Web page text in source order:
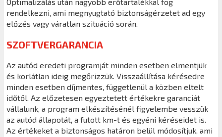
Optimalizálás után nagyobb erőtartalékkal fog
rendelkezni, ami megnyugtató biztonságérzetet ad egy
előzés vagy váratlan szituáció során.
SZOFTVERGARANCIA
Az autód eredeti programját minden esetben elmentjük
és korlátlan ideig megőrizzük. Visszaállítása kérésedre
minden esetben díjmentes, függetlenül a közben eltelt
időtől. Az előzetesen egyeztetett értékekre garanciát
vállalunk, a program elkészítésénél figyelembe vesszük
az autód állapotát, a futott km-t és egyéni kéréseidet is.
Az értékeket a biztonságos határon belül módosítjuk, ami